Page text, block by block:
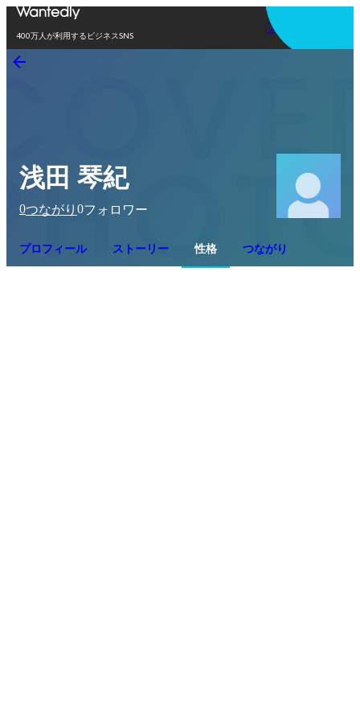
400万人が利用するビジネスSNS
アプリを使う
浅田 琴紀
0つながり 0フォロワー
プロフィール ストーリー 性格 つながり